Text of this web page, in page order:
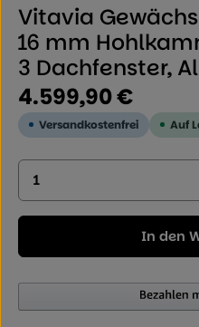
Vitavia
16 mm
3 Dachfenster,
Regulärer Preis:
4.599,90 €
Versandkostenfrei Auf
Produkt Anzahl:
In den